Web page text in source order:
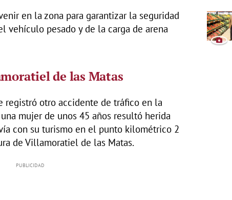
en la zona para garantizar la seguridad
vehículo pesado y de la carga de arena
de las Matas
registró otro accidente de tráfico en la
mujer de unos 45 años resultó herida
con su turismo en el punto kilométrico 2
de Villamoratiel de las Matas.